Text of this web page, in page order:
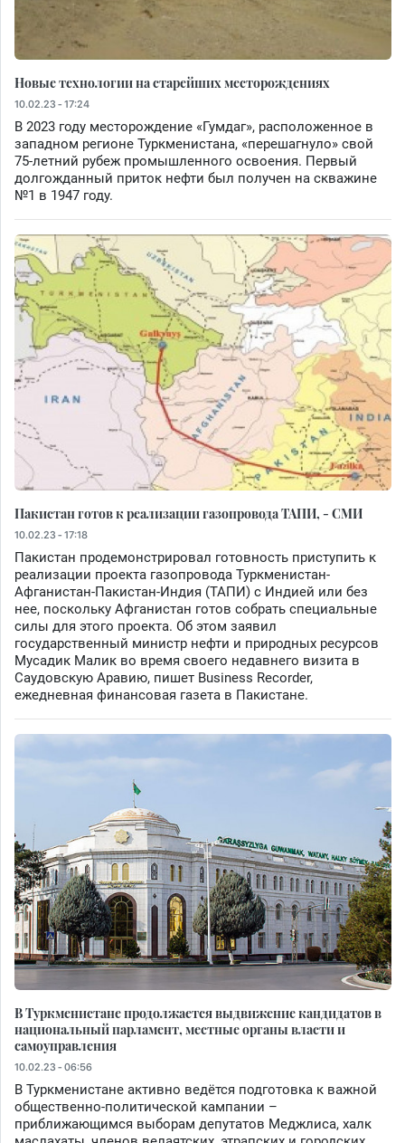
Новые технологии на старейших месторождениях
10.02.23 - 17:24
В 2023 году месторождение «Гумдаг», расположенное в
западном регионе Туркменистана, «перешагнуло» свой
75-летний рубеж промышленного освоения. Первый
долгожданный приток нефти был получен на скважине
№1 в 1947 году.
Пакистан готов к реализации газопровода ТАПИ, - СМИ
10.02.23 - 17:18
Пакистан продемонстрировал готовность приступить к
реализации проекта газопровода Туркменистан-
Афганистан-Пакистан-Индия (ТАПИ) с Индией или без
нее, поскольку Афганистан готов собрать специальные
силы для этого проекта. Об этом заявил
государственный министр нефти и природных ресурсов
Мусадик Малик во время своего недавнего визита в
Саудовскую Аравию, пишет Business Recorder,
ежедневная финансовая газета в Пакистане.
В Туркменистане продолжается выдвижение кандидатов в
национальный парламент, местные органы власти и
самоуправления
10.02.23 - 06:56
В Туркменистане активно ведётся подготовка к важной
общественно-политической кампании –
приближающимся выборам депутатов Меджлиса, халк